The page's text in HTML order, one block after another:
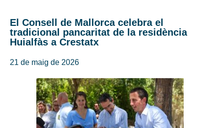
El Consell de Mallorca celebra el
tradicional pancaritat de la residència
Huialfàs a Crestatx
21 de maig de 2026